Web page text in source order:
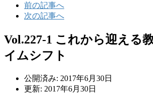
前の記事へ
次の記事へ
Vol.227-1 これから迎える
イムシフト
公開済み: 2017年6月30日
更新: 2017年6月30日